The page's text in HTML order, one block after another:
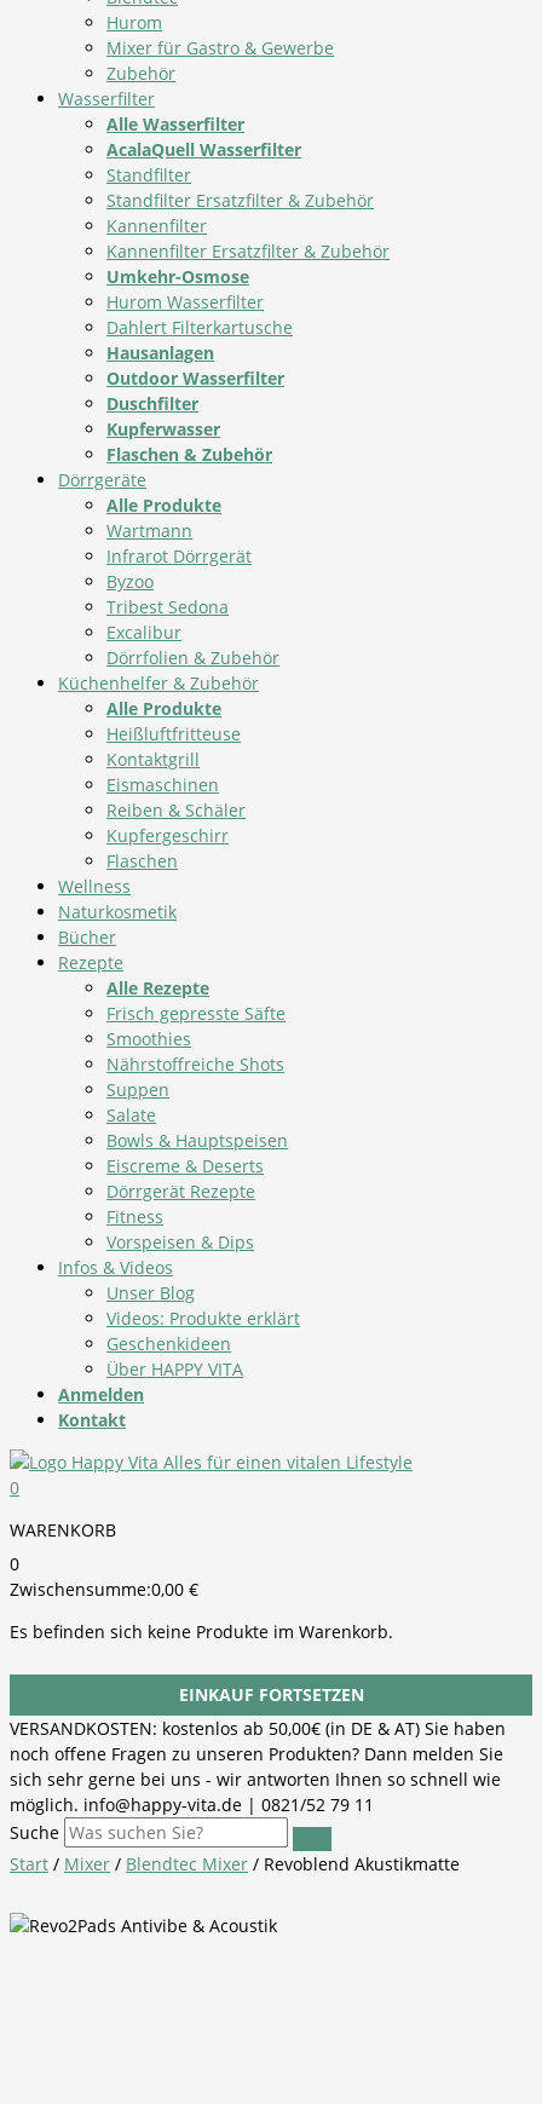
Hurom
Mixer für Gastro & Gewerbe
Zubehör
Wasserfilter
Alle Wasserfilter
AcalaQuell Wasserfilter
Standfilter
Standfilter Ersatzfilter & Zubehör
Kannenfilter
Kannenfilter Ersatzfilter & Zubehör
Umkehr-Osmose
Hurom Wasserfilter
Dahlert Filterkartusche
Hausanlagen
Outdoor Wasserfilter
Duschfilter
Kupferwasser
Flaschen & Zubehör
Dörrgeräte
Alle Produkte
Wartmann
Infrarot Dörrgerät
Byzoo
Tribest Sedona
Excalibur
Dörrfolien & Zubehör
Küchenhelfer & Zubehör
Alle Produkte
Heißluftfritteuse
Kontaktgrill
Eismaschinen
Reiben & Schäler
Kupfergeschirr
Flaschen
Wellness
Naturkosmetik
Bücher
Rezepte
Alle Rezepte
Frisch gepresste Säfte
Smoothies
Nährstoffreiche Shots
Suppen
Salate
Bowls & Hauptspeisen
Eiscreme & Deserts
Dörrgerät Rezepte
Fitness
Vorspeisen & Dips
Infos & Videos
Unser Blog
Videos: Produkte erklärt
Geschenkideen
Über HAPPY VITA
Anmelden
Kontakt
0
WARENKORB
0
Zwischensumme:0,00 €
Es befinden sich keine Produkte im Warenkorb.
EINKAUF FORTSETZEN
VERSANDKOSTEN: kostenlos ab 50,00€ (in DE & AT) Sie haben
noch offene Fragen zu unseren Produkten? Dann melden Sie
sich sehr gerne bei uns - wir antworten Ihnen so schnell wie
möglich. info@happy-vita.de | 0821/52 79 11
Suche
Start / Mixer / Blendtec Mixer / Revoblend Akustikmatte